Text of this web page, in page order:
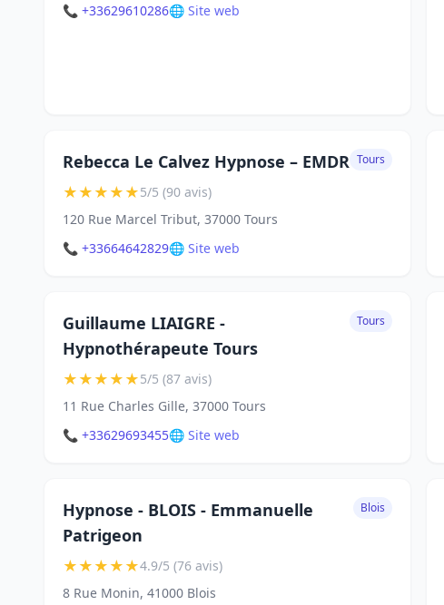
📞 +33629610286🌐 Site web
Rebecca Le Calvez Hypnose – EMDR Tours
★★★★★5/5 (90 avis)
120 Rue Marcel Tribut, 37000 Tours
📞 +33664642829🌐 Site web
Guillaume LIAIGRE -
Hypnothérapeute Tours
Tours
★★★★★5/5 (87 avis)
11 Rue Charles Gille, 37000 Tours
📞 +33629693455🌐 Site web
Hypnose - BLOIS - Emmanuelle
Patrigeon
Blois
★★★★★4.9/5 (76 avis)
8 Rue Monin, 41000 Blois